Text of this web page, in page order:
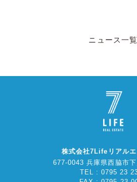
ニュース一覧
株式会社7Lifeリアルエ
677-0043 兵庫県西脇市
TEL : 0795 23